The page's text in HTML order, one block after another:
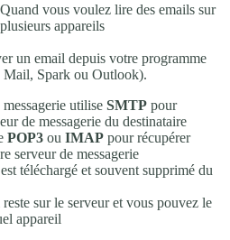
Quand vous voulez lire des emails sur
plusieurs appareils
un email depuis votre programme
Mail, Spark ou Outlook).
utilise SMTP pour
de messagerie du destinataire
POP3 ou IMAP pour récupérer
serveur de messagerie
téléchargé et souvent supprimé du
sur le serveur et vous pouvez le
appareil